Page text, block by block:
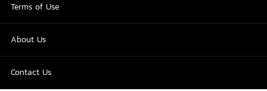
Terms of Use
About Us
Contact Us